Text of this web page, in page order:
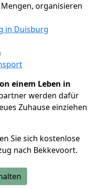
organisieren
in Duisburg
einem Leben in
werden dafür
Zuhause einziehen
Sie sich kostenlose
nach Bekkevoort.